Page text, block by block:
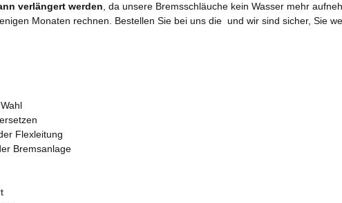
verlängert werden, da unsere Bremsschläuche kein Wasser mehr
Monaten rechnen. Bestellen Sie bei uns die und wir sind sicher, Sie
Flexleitung
Bremsanlage